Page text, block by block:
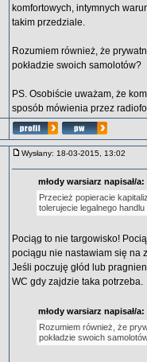
komfortowych, intymnych
takim przedziale.
Rozumiem również, że
pokładzie swoich samolotów?
PS. Osobiście uważam, że
sposób mówienia przez
Wysłany: 18-03-2015, 13:02
młody warsiarz napisał/a:
Przecież popieracie
tolerujecie legalnego
Pociąg to nie targowisko!
pociągu nie nastawiam się na
Jeśli poczuję głód lub
WC gdy zajdzie taka potrzeba.
młody warsiarz napisał/a:
Rozumiem również, że
pokładzie swoich